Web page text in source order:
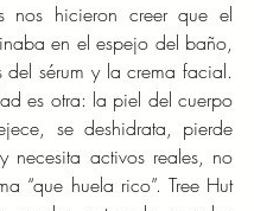
nos hicieron creer que el
en el espejo del baño,
del sérum y la crema facial.
es otra: la piel del cuerpo
se deshidrata, pierde
necesita activos reales, no
“que huela rico”. Tree Hut